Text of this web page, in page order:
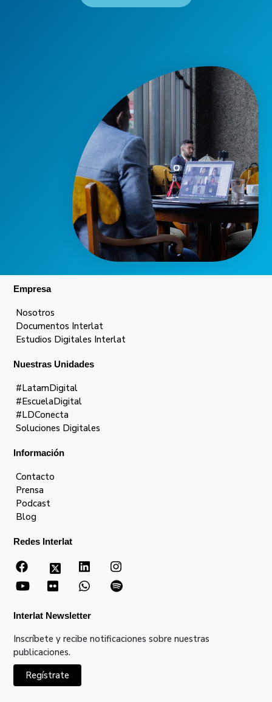
Empresa
Nosotros
Documentos Interlat
Estudios Digitales Interlat
Nuestras Unidades
#LatamDigital
#EscuelaDigital
#LDConecta
Soluciones Digitales
Información
Contacto
Prensa
Podcast
Blog
Redes Interlat
Interlat Newsletter
Inscríbete y recibe notificaciones sobre nuestras
publicaciones.
Regístrate